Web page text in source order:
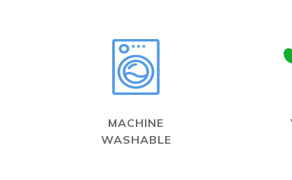
MACHINE
WASHABLE